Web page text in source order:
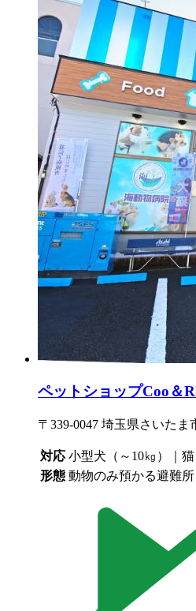
ペットショップCoo＆
〒339-0047 埼玉県さいたま
対応 小型犬（～10㎏）｜猫
形態 動物のみ預かる避難所